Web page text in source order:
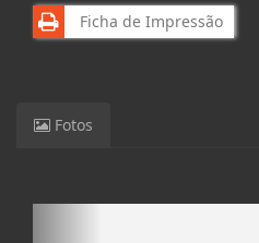
Ficha de Impressão
Fotos